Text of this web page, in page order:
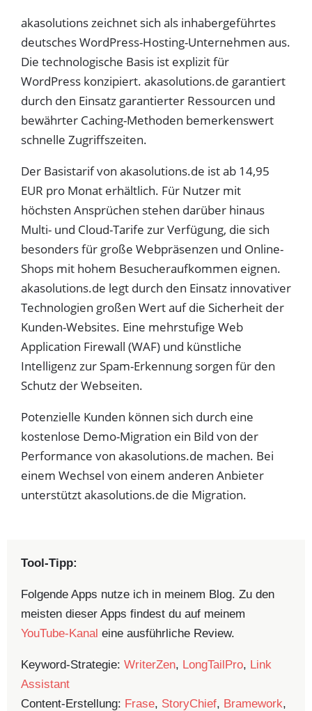
akasolutions zeichnet sich als inhabergeführtes
deutsches WordPress-Hosting-Unternehmen aus.
Die technologische Basis ist explizit für
WordPress konzipiert. akasolutions.de garantiert
durch den Einsatz garantierter Ressourcen und
bewährter Caching-Methoden bemerkenswert
schnelle Zugriffszeiten.
Der Basistarif von akasolutions.de ist ab 14,95
EUR pro Monat erhältlich. Für Nutzer mit
höchsten Ansprüchen stehen darüber hinaus
Multi- und Cloud-Tarife zur Verfügung, die sich
besonders für große Webpräsenzen und Online-
Shops mit hohem Besucheraufkommen eignen.
akasolutions.de legt durch den Einsatz innovativer
Technologien großen Wert auf die Sicherheit der
Kunden-Websites. Eine mehrstufige Web
Application Firewall (WAF) und künstliche
Intelligenz zur Spam-Erkennung sorgen für den
Schutz der Webseiten.
Potenzielle Kunden können sich durch eine
kostenlose Demo-Migration ein Bild von der
Performance von akasolutions.de machen. Bei
einem Wechsel von einem anderen Anbieter
unterstützt akasolutions.de die Migration.
Tool-Tipp:
Folgende Apps nutze ich in meinem Blog. Zu den
meisten dieser Apps findest du auf meinem
YouTube-Kanal eine ausführliche Review.
Keyword-Strategie: WriterZen, LongTailPro, Link
Assistant
Content-Erstellung: Frase, StoryChief, Bramework,